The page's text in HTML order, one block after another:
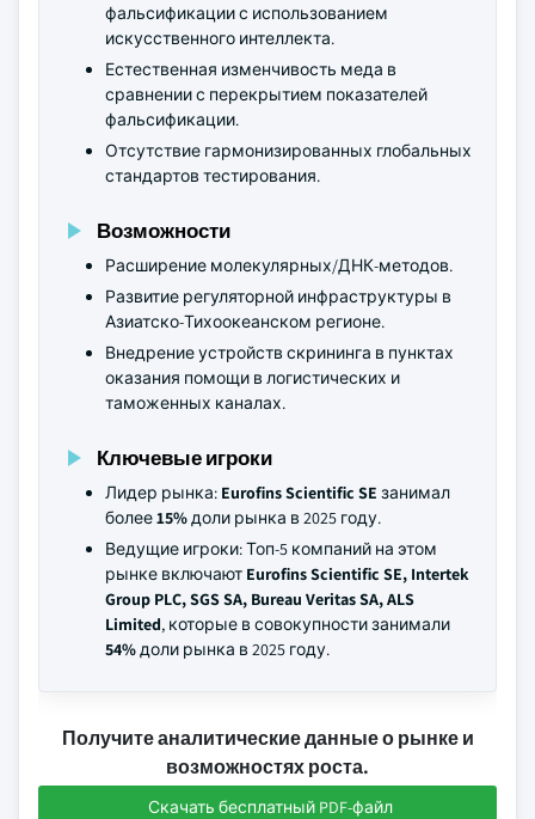
фальсификации с использованием
искусственного интеллекта.
Естественная изменчивость меда в
сравнении с перекрытием показателей
фальсификации.
Отсутствие гармонизированных глобальных
стандартов тестирования.
Возможности
Расширение молекулярных/ДНК-методов.
Развитие регуляторной инфраструктуры в
Азиатско-Тихоокеанском регионе.
Внедрение устройств скрининга в пунктах
оказания помощи в логистических и
таможенных каналах.
Ключевые игроки
Лидер рынка: Eurofins Scientific SE занимал
более15%доли рынка в 2025 году.
Ведущие игроки: Топ-5 компаний на этом
рынке включают Eurofins Scientific SE, Intertek
Group PLC, SGS SA, Bureau Veritas SA, ALS
Limited, которые в совокупности занимали
54%доли рынка в 2025 году.
Получите аналитические данные о рынке и
возможностях роста.
Скачать бесплатный PDF-файл